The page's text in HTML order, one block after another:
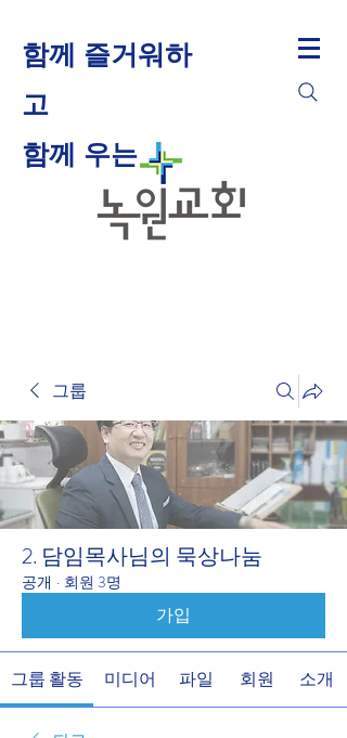
함께 즐거워하
고
​함께 우는
그룹
2. 담임목사님의 묵상나눔
공개 · 회원 3명
가입
그룹 활동 미디어 파일 회원 소개